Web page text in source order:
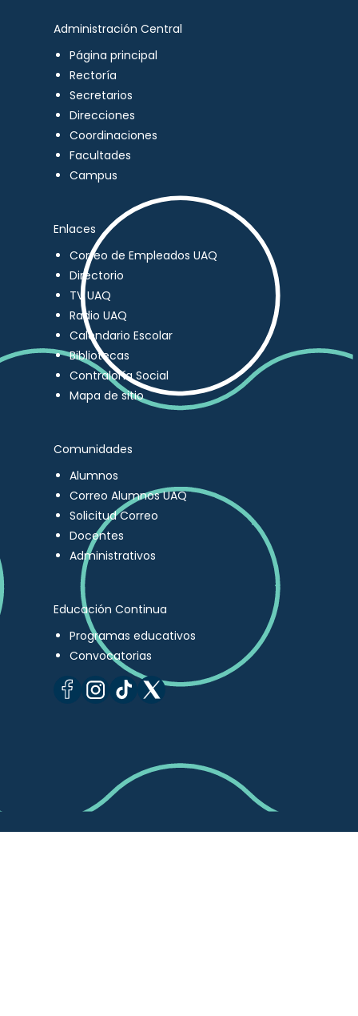
Administración Central
Página principal
Rectoría
Secretarios
Direcciones
Coordinaciones
Facultades
Campus
Enlaces
Correo de Empleados UAQ
Directorio
TV UAQ
Radio UAQ
Calendario Escolar
Bibliotecas
Contraloría Social
Mapa de sitio
Comunidades
Alumnos
Correo Alumnos UAQ
Solicitud Correo
Docentes
Administrativos
Educación Continua
Programas educativos
Convocatorias